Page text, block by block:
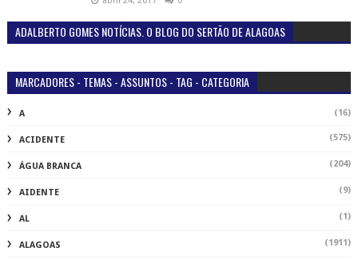
ADALBERTO GOMES NOTÍCIAS. O BLOG DO SERTÃO DE ALAGOAS
MARCADORES - TEMAS - ASSUNTOS - TAG - CATEGORIA
A (16)
ACIDENTE (575)
ÁGUA BRANCA (204)
AIDENTE (9)
AL (1)
ALAGOAS (1911)